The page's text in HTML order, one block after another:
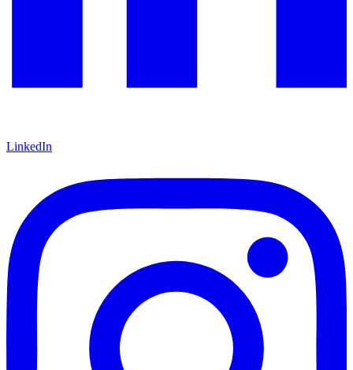
LinkedIn